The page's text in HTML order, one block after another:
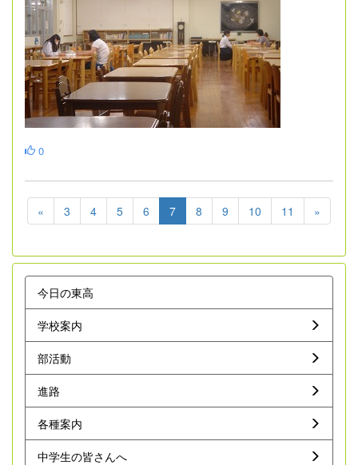
0
« 3 4 5 6 7 8 9 10 11 »
今日の東高
学校案内
部活動
進路
各種案内
中学生の皆さんへ